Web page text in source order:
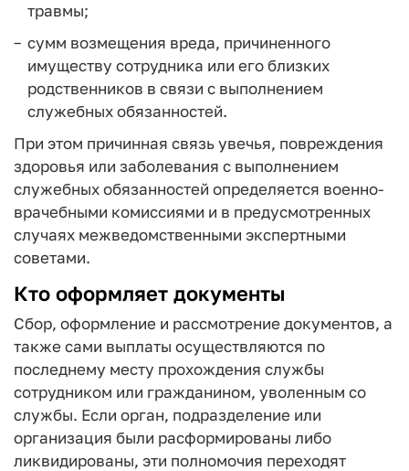
травмы;
сумм возмещения вреда, причиненного
имуществу сотрудника или его близких
родственников в связи с выполнением
служебных обязанностей.
При этом причинная связь увечья, повреждения
здоровья или заболевания с выполнением
служебных обязанностей определяется военно-
врачебными комиссиями и в предусмотренных
случаях межведомственными экспертными
советами.
Кто оформляет документы
Сбор, оформление и рассмотрение документов, а
также сами выплаты осуществляются по
последнему месту прохождения службы
сотрудником или гражданином, уволенным со
службы. Если орган, подразделение или
организация были расформированы либо
ликвидированы, эти полномочия переходят